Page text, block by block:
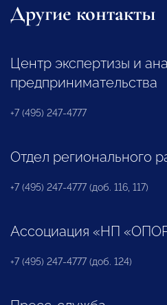
Другие контакты
Центр экспертизы и
предпринимательства
+7 (495) 247-4777
Отдел регионального
+7 (495) 247-4777 (доб. 116, 117)
Ассоциация «НП
+7 (495) 247-4777 (доб. 124)